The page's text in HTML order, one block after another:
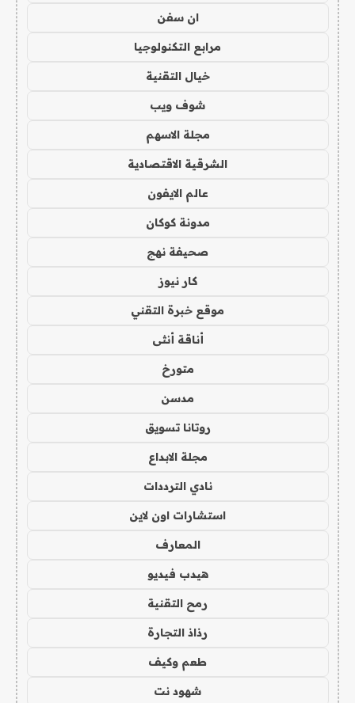
ان سفن
مرابع التكنولوجيا
خيال التقنية
شوف ويب
مجلة الاسهم
الشرقية الاقتصادية
عالم الايفون
مدونة كوكان
صحيفة نهج
كار نيوز
موقع خبرة التقني
أناقة أنثى
متورخ
مدسن
روتانا تسويق
مجلة الابداع
نادي الترددات
استشارات اون لاين
المعارف
هيدب فيديو
رمح التقنية
رذاذ التجارة
طعم وكيف
شهود نت